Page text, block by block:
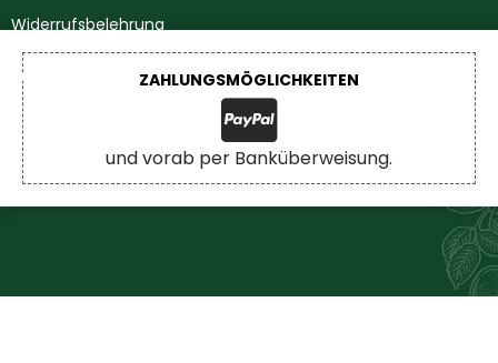
Widerrufsbelehrung
Impressum
Datenschutzerklärung
ZAHLUNGSMÖGLICHKEITEN
und vorab per Banküberweisung.